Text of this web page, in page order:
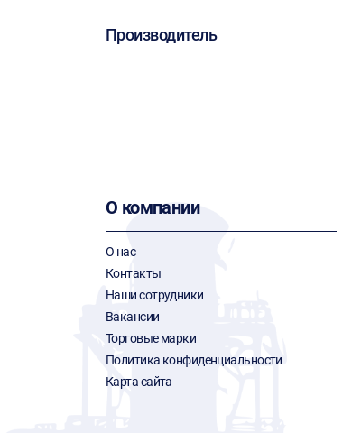
Производитель
О компании
О нас
Контакты
Наши сотрудники
Вакансии
Торговые марки
Политика конфиденциальности
Карта сайта